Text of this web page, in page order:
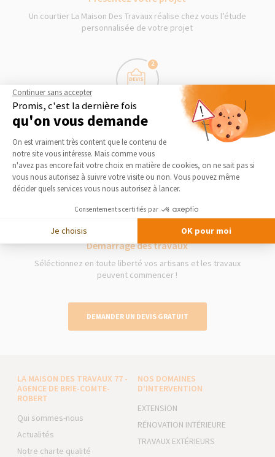
Un courtier La Maison Des Travaux réalise chez vous l’étude
personnalisée de votre projet
2
Obtenez des devis gratuits
Le courtier vous présente gratuitement et sans
engagement les devis des artisans qu’il a séléctionnés pour
votre projet
3
Démarrage des travaux
Séléctionnez en toute liberté vos artisans et les travaux
peuvent commencer !
DEMANDER UN DEVIS GRATUIT
LA MAISON DES TRAVAUX 77 -
AGENCE DE BRIE-COMTE-
ROBERT
Qui sommes-nous
Actualités
Notre charte qualité
NOS DOMAINES
D’INTERVENTION
EXTENSION
RÉNOVATION INTÉRIEURE
TRAVAUX EXTÉRIEURS
Continuer sans accepter
Promis, c'est la dernière fois
qu'on vous demande
Plateforme de Gestion du
On est vraiment très content que le contenu de
notre site vous intéresse. Mais comme vous
n'avez pas encore fait votre choix en matière de cookies, on ne sait pas si
vous nous autorisez à suivre votre visite ou non. Vous pouvez même
décider quels services vous nous autorisez à lancer.
Consentements certifiés par
Je choisis OK pour moi
Axeptio consent